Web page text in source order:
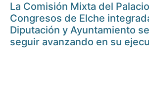
La Comisión Mixta del
Congresos de Elche
Diputación y Ayuntamiento
seguir avanzando en su